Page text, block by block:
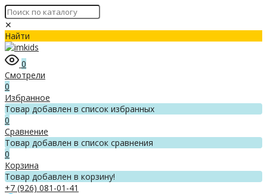
✕
Найти
0
Смотрели
0
Избранное
Товар добавлен в список избранных
0
Сравнение
Товар добавлен в список сравнения
0
Корзина
Товар добавлен в корзину!
+7 (926) 081-01-41